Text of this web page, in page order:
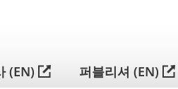
文
(EN) 퍼블리셔 (EN)